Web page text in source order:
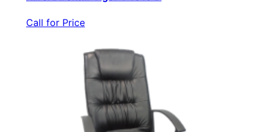
Call for Price